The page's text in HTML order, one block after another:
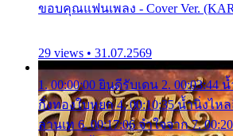
ขอบคุณแฟนเพลง - Cover Ver.
29 views • 31.07.2569
1. 00:00:00 ยินดีรับเดน 2. 00:03:44
กิ่งทองใบหยก 4. 00:10:35 น้ำนิ่งไห
ลานเท 6. 00:17:06 จำใจจาก 7.